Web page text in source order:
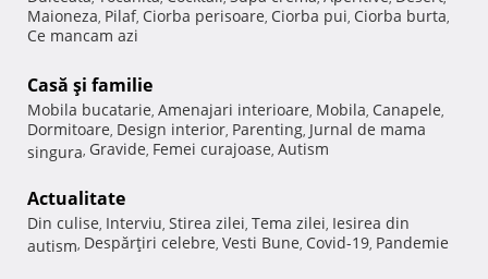
Maioneza, Pilaf, Ciorba perisoare, Ciorba pui, Ciorba burta,
Ce mancam azi
Casă şi familie
Mobila bucatarie, Amenajari interioare, Mobila, Canapele,
Dormitoare, Design interior, Parenting, Jurnal de mama
singura, Gravide, Femei curajoase, Autism
Actualitate
Din culise, Interviu, Stirea zilei, Tema zilei, Iesirea din
autism, Despărţiri celebre, Vesti Bune, Covid-19, Pandemie